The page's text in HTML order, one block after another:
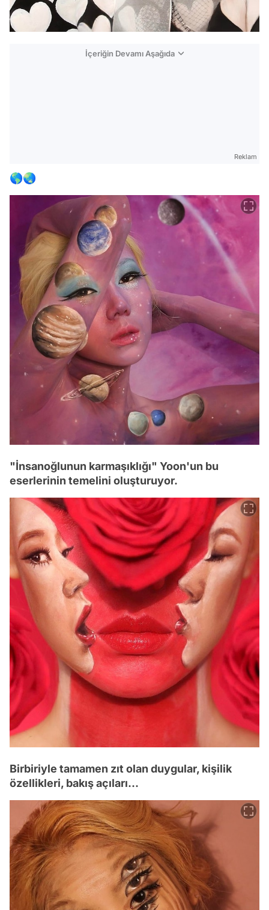
İçeriğin Devamı Aşağıda
Reklam
🌎🌏
"İnsanoğlunun karmaşıklığı" Yoon'un bu
eserlerinin temelini oluşturuyor.
Birbiriyle tamamen zıt olan duygular, kişilik
özellikleri, bakış açıları...